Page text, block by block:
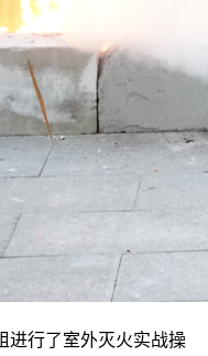
进行了室外灭火实战操